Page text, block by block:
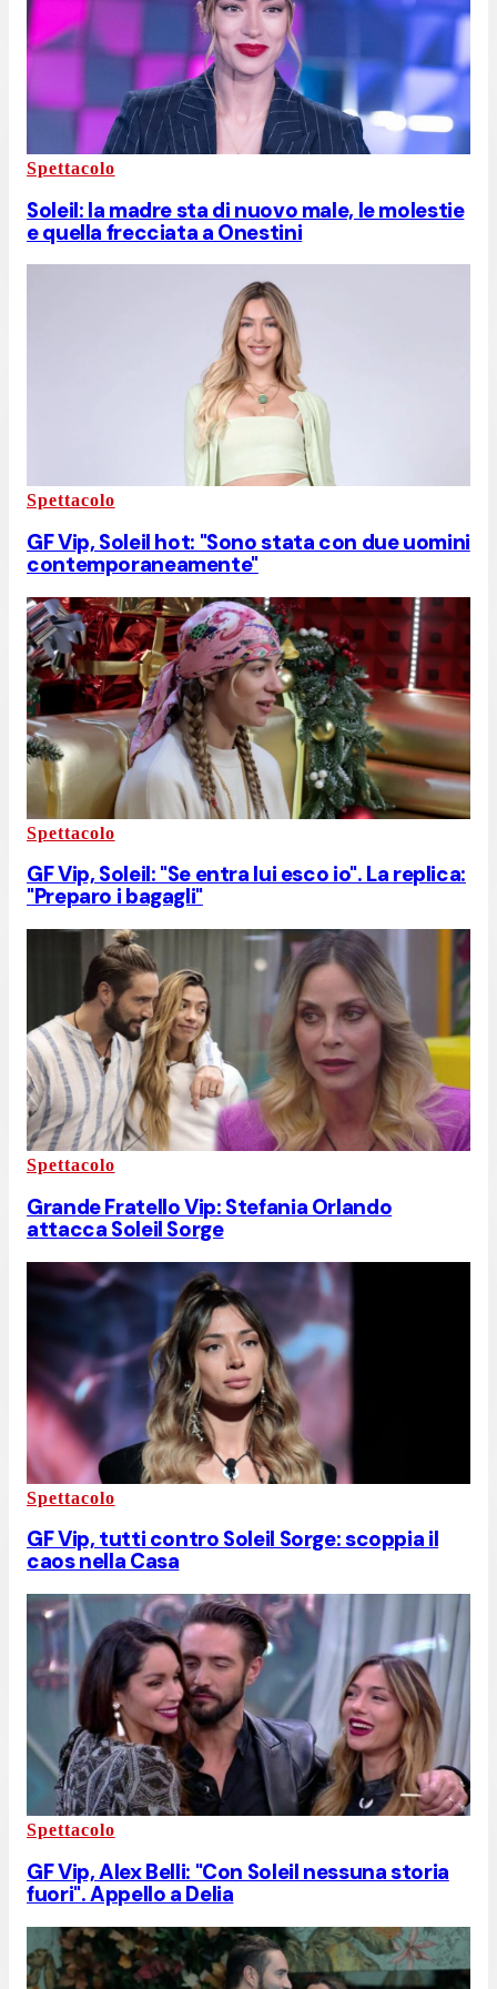
Spettacolo
Soleil: la madre sta di nuovo male, le molestie
e quella frecciata a Onestini
Spettacolo
GF Vip, Soleil hot: "Sono stata con due uomini
contemporaneamente"
Spettacolo
GF Vip, Soleil: "Se entra lui esco io". La replica:
"Preparo i bagagli"
Spettacolo
Grande Fratello Vip: Stefania Orlando
attacca Soleil Sorge
Spettacolo
GF Vip, tutti contro Soleil Sorge: scoppia il
caos nella Casa
Spettacolo
GF Vip, Alex Belli: "Con Soleil nessuna storia
fuori". Appello a Delia